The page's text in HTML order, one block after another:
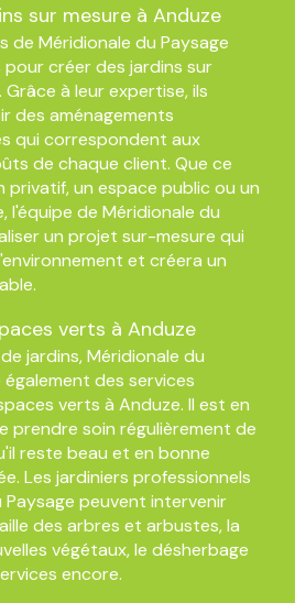
sur mesure à Anduze
de Méridionale du Paysage
créer des jardins sur
à leur expertise, ils
des aménagements
qui correspondent aux
de chaque client. Que ce
privatif, un espace public ou un
l'équipe de Méridionale du
un projet sur-mesure qui
et créera un
verts à Anduze
jardins, Méridionale du
des services
verts à Anduze. Il est en
prendre soin régulièrement de
reste beau et en bonne
Les jardiniers professionnels
Paysage peuvent intervenir
des arbres et arbustes, la
végétaux, le désherbage
encore.